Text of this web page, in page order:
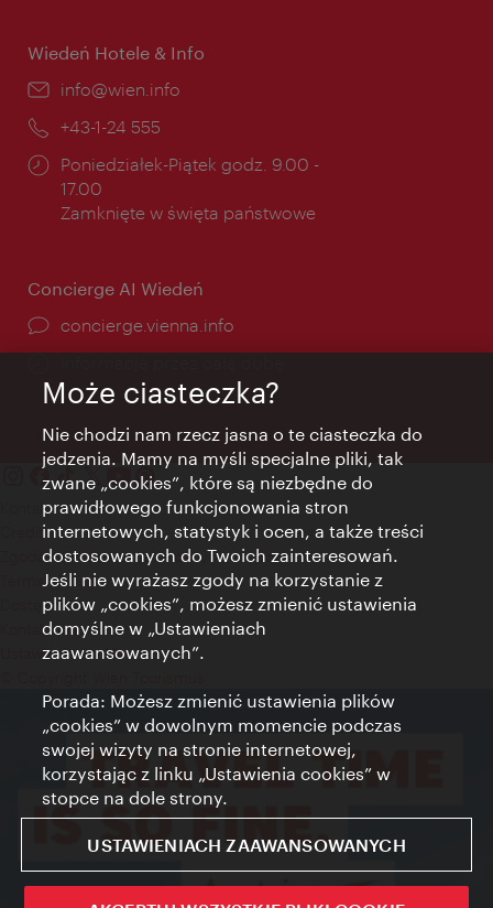
Wiedeń Hotele & Info
E-
info@wien.info
Telefon:
+43-1-24 555
Godziny
otwarcia:
Poniedziałek-Piątek godz. 9.00 -
17.00
Zamknięte w święta państwowe
Concierge AI Wiedeń
concierge.vienna.info
Kontakt
Credits
Zgoda na przetwarzanie danych osobowych
Terms of Use
Dostępność
Kontakt prasowy
Ustawienia cookies
Może ciasteczka?
Nie chodzi nam rzecz jasna o te ciasteczka do
jedzenia. Mamy na myśli specjalne pliki, tak
zwane „cookies”, które są niezbędne do
prawidłowego funkcjonowania stron
internetowych, statystyk i ocen, a także treści
dostosowanych do Twoich zainteresowań.
Jeśli nie wyrażasz zgody na korzystanie z
plików „cookies”, możesz zmienić ustawienia
domyślne w „Ustawieniach
zaawansowanych”.
Porada: Możesz zmienić ustawienia plików
„cookies” w dowolnym momencie podczas
swojej wizyty na stronie internetowej,
korzystając z linku „Ustawienia cookies” w
stopce na dole strony.
USTAWIENIACH ZAAWANSOWANYCH